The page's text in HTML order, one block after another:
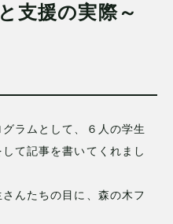
支援の実際～
ラムとして、６人の学生
て記事を書いてくれまし
んたちの目に、森の木フ